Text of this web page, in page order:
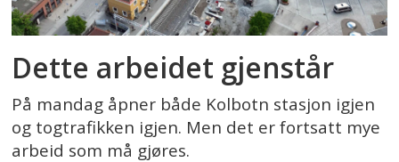
Dette arbeidet gjenstår
På mandag åpner både Kolbotn stasjon igjen
og togtrafikken igjen. Men det er fortsatt mye
arbeid som må gjøres.